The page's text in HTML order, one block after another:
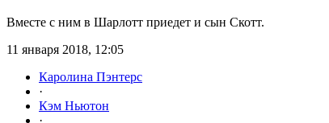
Вместе с ним в Шарлотт приедет и сын Скотт.
11 января 2018, 12:05
Каролина Пэнтерс
·
Кэм Ньютон